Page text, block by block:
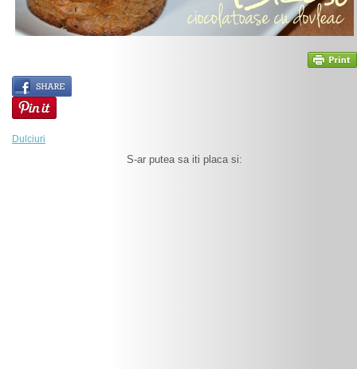
Dulciuri
S-ar putea sa iti placa si: